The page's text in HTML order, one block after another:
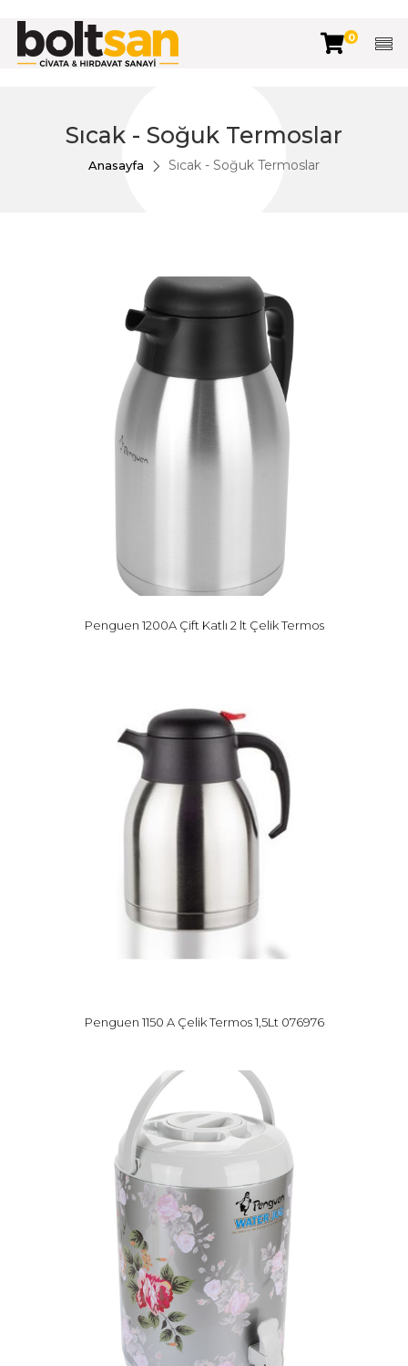
0
Sıcak - Soğuk Termoslar
Anasayfa Sıcak - Soğuk Termoslar
Penguen 1200A Çift Katlı 2 lt Çelik Termos
Penguen 1150 A Çelik Termos 1,5Lt 076976